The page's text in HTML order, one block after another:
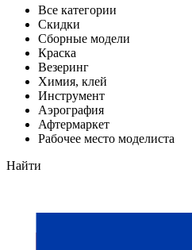
Все категории
Скидки
Сборные модели
Краска
Везеринг
Химия, клей
Инструмент
Аэрография
Афтермаркет
Рабочее место моделиста
Найти